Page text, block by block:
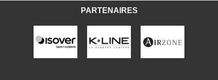
PARTENAIRES